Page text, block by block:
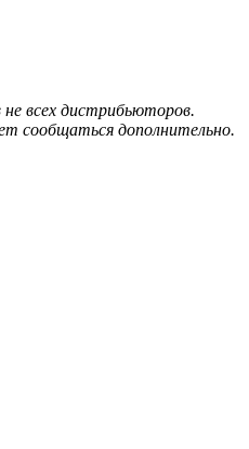
всех дистрибьюторов.
сообщаться дополнительно.